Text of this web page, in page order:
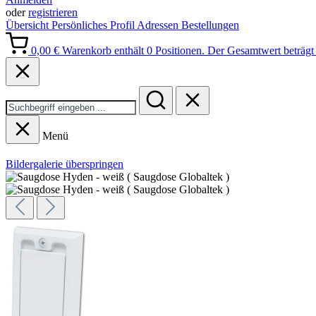
oderregistrieren
Übersicht Persönliches Profil Adressen Bestellungen
0,00 € Warenkorb enthält 0 Positionen. Der Gesamtwert
Menü
Bildergalerie überspringen